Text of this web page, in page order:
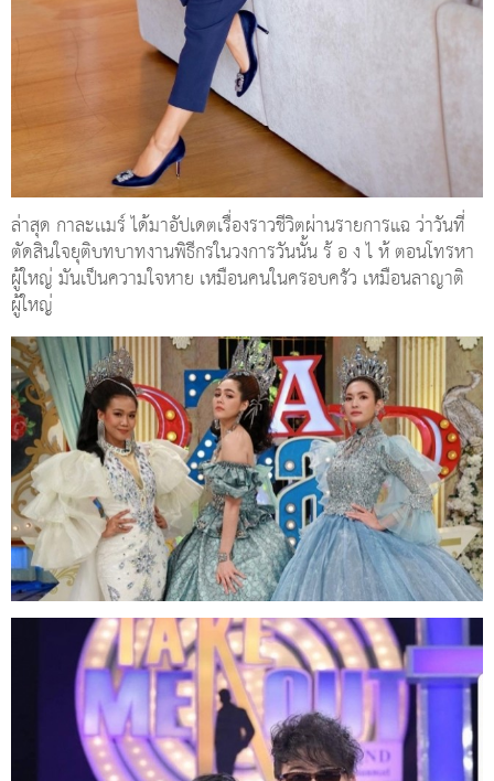
ล่าสุด กาละเเมร์ ได้มาอัปเดตเรื่องราวชีวิตผ่านรายการแฉ ว่าวันที่
ตัดสินใจยุติบทบาทงานพิธีกรในวงการวันนั้น ร้ อ ง ไ ห้ ตอนโทรหา
ผู้ใหญ่ มันเป็นความใจหาย เหมือนคนในครอบครัว เหมือนลาญาติ
ผู้ใหญ่